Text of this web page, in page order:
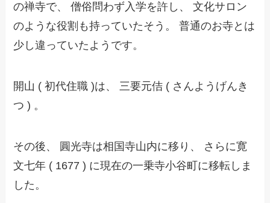
の禅寺で、 僧俗問わず入学を許し、 文化サロン
のような役割も持っていたそう。 普通のお寺とは
少し違っていたようです。
開山 ( 初代住職 )は、 三要元佶 ( さんようげんき
つ ) 。
その後、 圓光寺は相国寺山内に移り、 さらに寛
文七年 ( 1677 ) に現在の一乗寺小谷町に移転しま
した。